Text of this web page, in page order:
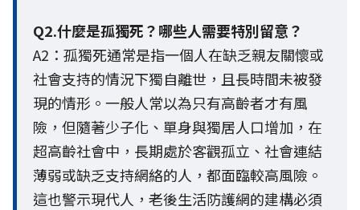
Q2.什麼是孤獨死？哪些人需要特別留意？
A2：孤獨死通常是指一個人在缺乏親友關懷或
社會支持的情況下獨自離世，且長時間未被發
現的情形。一般人常以為只有高齡者才有風
險，但隨著少子化、單身與獨居人口增加，在
超高齡社會中，長期處於客觀孤立、社會連結
薄弱或缺乏支持網絡的人，都面臨較高風險。
這也警示現代人，老後生活防護網的建構必須